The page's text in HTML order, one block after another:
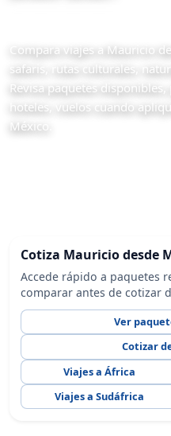
Compara viajes a Mauricio
safaris, rutas culturales,
Revisa paquetes
hoteles, vuelos cuando
México.
Cotiza Mauricio desde
Accede rápido a paquetes
comparar antes de cotizar
Ver
Cotizar
Viajes a África
Viajes a Sudáfrica